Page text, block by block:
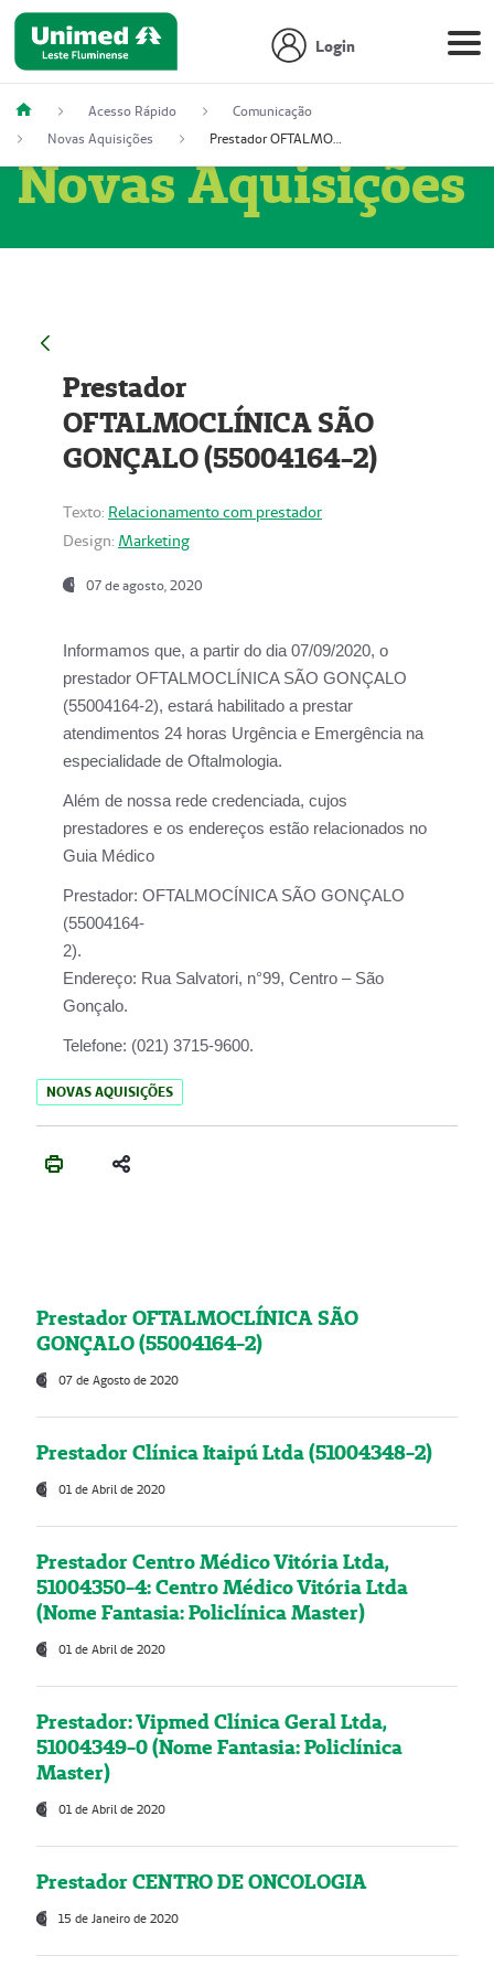
Login
Acesso Rápido
Comunicação
Novas Aquisições
Prestador OFTALMOCLÍNICA SÃO GONÇALO (55004164-2)
Novas Aquisições
Prestador
OFTALMOCLÍNICA SÃO
GONÇALO (55004164-2)
Texto: Relacionamento com prestador
Design: Marketing
07 de agosto, 2020
Informamos que, a partir do dia 07/09/2020, o
prestador OFTALMOCLÍNICA SÃO GONÇALO
(55004164-2), estará habilitado a prestar
atendimentos 24 horas Urgência e Emergência na
especialidade de Oftalmologia.
Além de nossa rede credenciada, cujos
prestadores e os endereços estão relacionados no
Guia Médico
Prestador: OFTALMOCÍNICA SÃO GONÇALO
(55004164-
2).
Endereço: Rua Salvatori, n°99, Centro – São
Gonçalo.
Telefone: (021) 3715-9600.
NOVAS AQUISIÇÕES
Prestador OFTALMOCLÍNICA SÃO
GONÇALO (55004164-2)
07 de Agosto de 2020
Prestador Clínica Itaipú Ltda (51004348-2)
01 de Abril de 2020
Prestador Centro Médico Vitória Ltda,
51004350-4: Centro Médico Vitória Ltda
(Nome Fantasia: Policlínica Master)
01 de Abril de 2020
Prestador: Vipmed Clínica Geral Ltda,
51004349-0 (Nome Fantasia: Policlínica
Master)
01 de Abril de 2020
Prestador CENTRO DE ONCOLOGIA
15 de Janeiro de 2020